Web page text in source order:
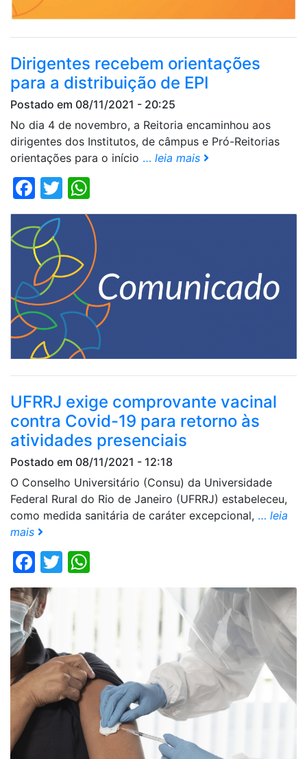
Dirigentes recebem orientações
para a distribuição de EPI
Postado em 08/11/2021 - 20:25
No dia 4 de novembro, a Reitoria encaminhou aos
dirigentes dos Institutos, de câmpus e Pró-Reitorias
orientações para o início … leia mais
Facebook
Twitter
UFRRJ exige comprovante vacinal
contra Covid-19 para retorno às
atividades presenciais
Postado em 08/11/2021 - 12:18
O Conselho Universitário (Consu) da Universidade
Federal Rural do Rio de Janeiro (UFRRJ) estabeleceu,
como medida sanitária de caráter excepcional, … leia
mais
Facebook
Twitter